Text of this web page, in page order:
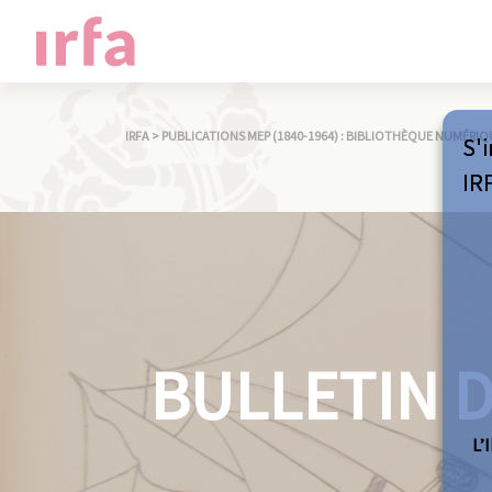
IRFA > PUBLICATIONS MEP (1840-1964) : BIBLIOTHÈQUE
BULLETIN